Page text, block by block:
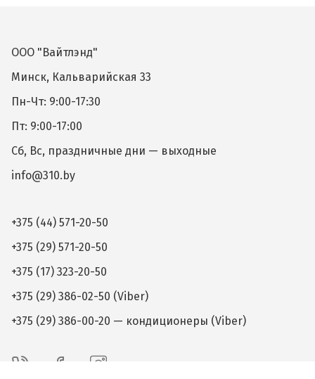
ООО "Вайтлэнд"
Минск, Кальварийская 33
Пн-Чт: 9:00-17:30
Пт: 9:00-17:00
Сб, Вс, праздничные дни — выходные
info@310.by
+375 (44) 571-20-50
+375 (29) 571-20-50
+375 (17) 323-20-50
+375 (29) 386-02-50 (Viber)
+375 (29) 386-00-20 — кондиционеры (Viber)